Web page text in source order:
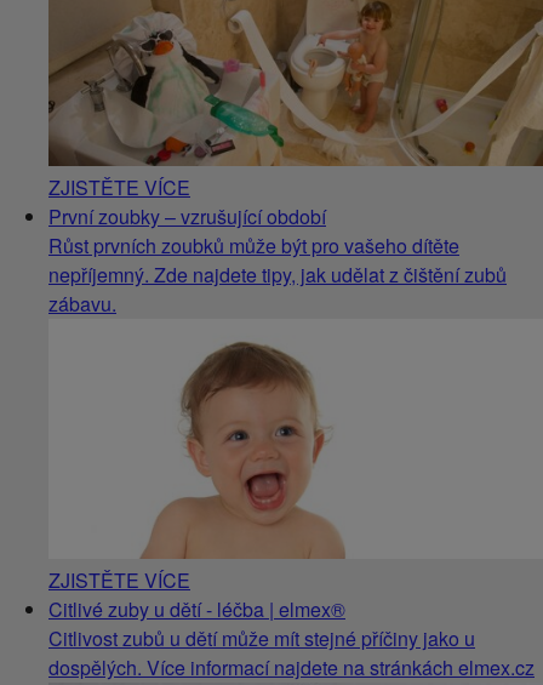
ZJISTĚTE VÍCE
První zoubky – vzrušující období
Růst prvních zoubků může být pro vašeho dítěte
nepříjemný. Zde najdete tipy, jak udělat z čištění zubů
zábavu.
ZJISTĚTE VÍCE
Citlivé zuby u dětí - léčba | elmex®
Citlivost zubů u dětí může mít stejné příčiny jako u
dospělých. Více informací najdete na stránkách elmex.cz